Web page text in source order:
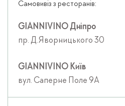
Самовивіз з ресторанів:
GIANNIVINO Дніпро
пр. Д.Яворницького 30
GIANNIVINO Київ
вул. Саперне Поле 9А